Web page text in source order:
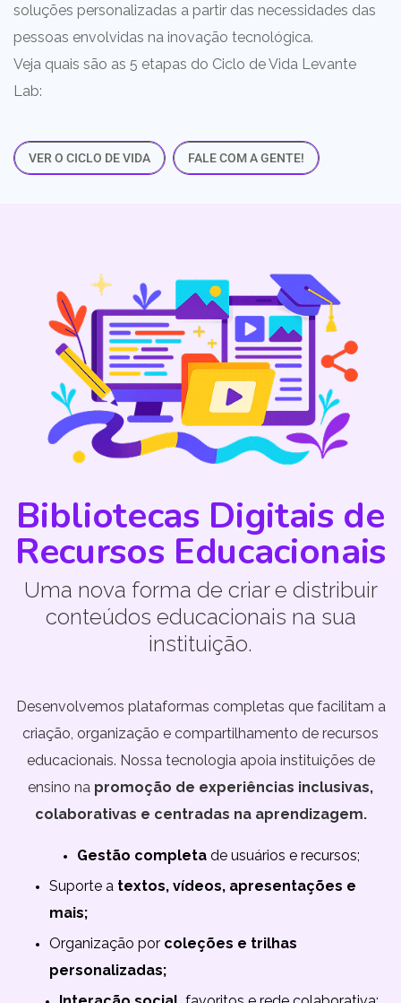
soluções personalizadas a partir das necessidades das
pessoas envolvidas na inovação tecnológica.
Veja quais são as 5 etapas do Ciclo de Vida Levante
Lab:
VER O CICLO DE VIDA FALE COM A GENTE!
Bibliotecas Digitais de
Recursos Educacionais
Uma nova forma de criar e distribuir
conteúdos educacionais na sua
instituição.
Desenvolvemos plataformas completas que facilitam a
criação, organização e compartilhamento de recursos
educacionais. Nossa tecnologia apoia instituições de
ensino na promoção de experiências inclusivas,
colaborativas e centradas na aprendizagem.
Gestão completa de usuários e recursos;
Suporte a textos, vídeos, apresentações e
mais;
Organização por coleções e trilhas
personalizadas;